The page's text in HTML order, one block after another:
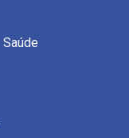
Saúde